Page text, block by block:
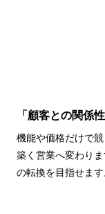
「顧客との関係
機能や価格だけで
築く営業へ変わり
の転換を目指せます